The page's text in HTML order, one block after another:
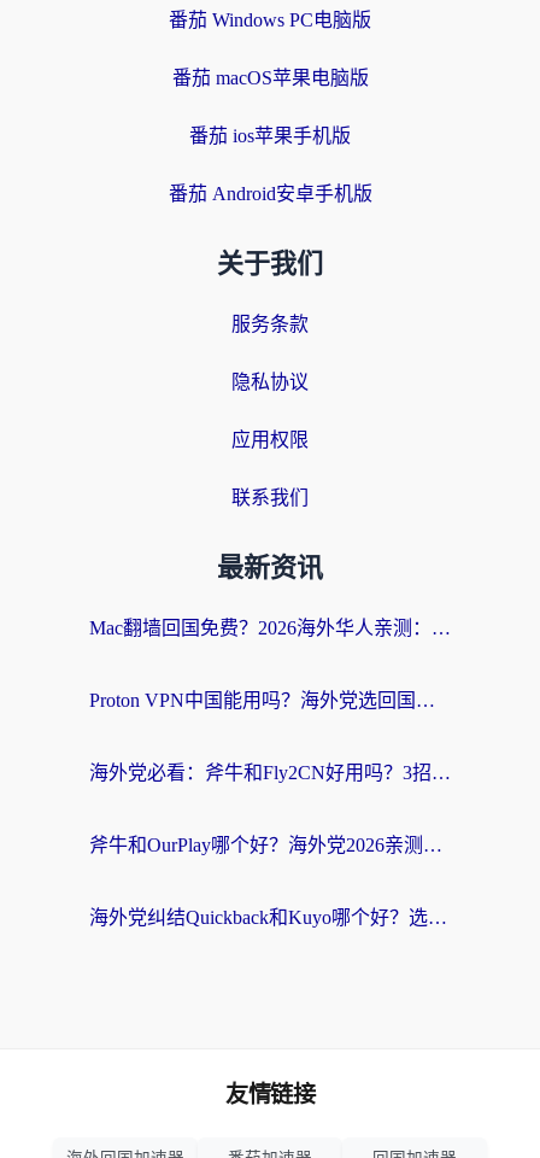
番茄 Windows PC电脑版
番茄 macOS苹果电脑版
番茄 ios苹果手机版
番茄 Android安卓手机版
关于我们
服务条款
隐私协议
应用权限
联系我们
最新资讯
Mac翻墙回国免费？2026海外华人亲测：从CCTV5直播到国内APP，这样选加速器才靠谱
Proton VPN中国能用吗？海外党选回国加速器的避坑指南（附番茄加速器实测）
海外党必看：斧牛和Fly2CN好用吗？3招教你选对回国加速器（附免费试用攻略）
斧牛和OurPlay哪个好？海外党2026亲测：选对加速器，国内资源秒加载
海外党纠结Quickback和Kuyo哪个好？选对回国加速器才能无缝刷国内资源
友情链接